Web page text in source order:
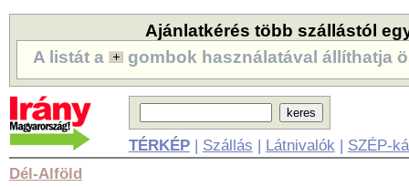
Ajánlatkérés több szállástól
A listát a
gombok használatával állíthatja
TÉRKÉP| Szállás | Látnivalók | SZÉP-
Dél-Alföld